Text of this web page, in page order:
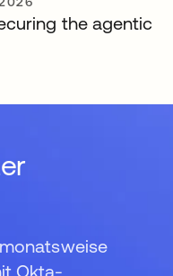
the agentic
Okta-